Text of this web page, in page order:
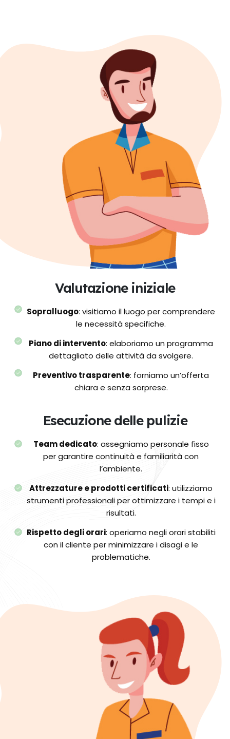
Valutazione iniziale
Sopralluogo: visitiamo il luogo per comprendere
le necessità specifiche.
Piano di intervento: elaboriamo un programma
dettagliato delle attività da svolgere.
Preventivo trasparente: forniamo un’offerta
chiara e senza sorprese.
Esecuzione delle pulizie
Team dedicato: assegniamo personale fisso
per garantire continuità e familiarità con
l’ambiente.
Attrezzature e prodotti certificati: utilizziamo
strumenti professionali per ottimizzare i tempi e i
risultati.
Rispetto degli orari: operiamo negli orari stabiliti
con il cliente per minimizzare i disagi e le
problematiche.